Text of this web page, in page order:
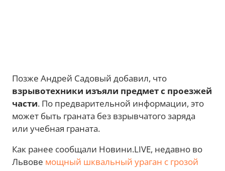
Позже Андрей Садовый добавил, что
взрывотехники изъяли предмет с проезжей
части. По предварительной информации, это
может быть граната без взрывчатого заряда
или учебная граната.
Как ранее сообщали Новини.LIVE, недавно во
Львове мощный шквальный ураган с грозой